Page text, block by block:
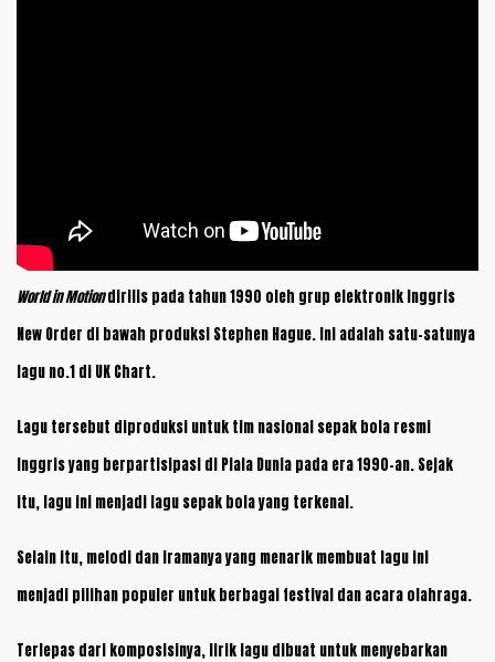
World in Motiondirilis pada tahun 1990 oleh grup elektronik Inggris
New Order di bawah produksi Stephen Hague. Ini adalah satu-satunya
lagu no.1 di UK Chart.
Lagu tersebut diproduksi untuk tim nasional sepak bola resmi
Inggris yang berpartisipasi di Piala Dunia pada era 1990-an. Sejak
itu, lagu ini menjadi lagu sepak bola yang terkenal.
Selain itu, melodi dan iramanya yang menarik membuat lagu ini
menjadi pilihan populer untuk berbagai festival dan acara olahraga.
Terlepas dari komposisinya, lirik lagu dibuat untuk menyebarkan